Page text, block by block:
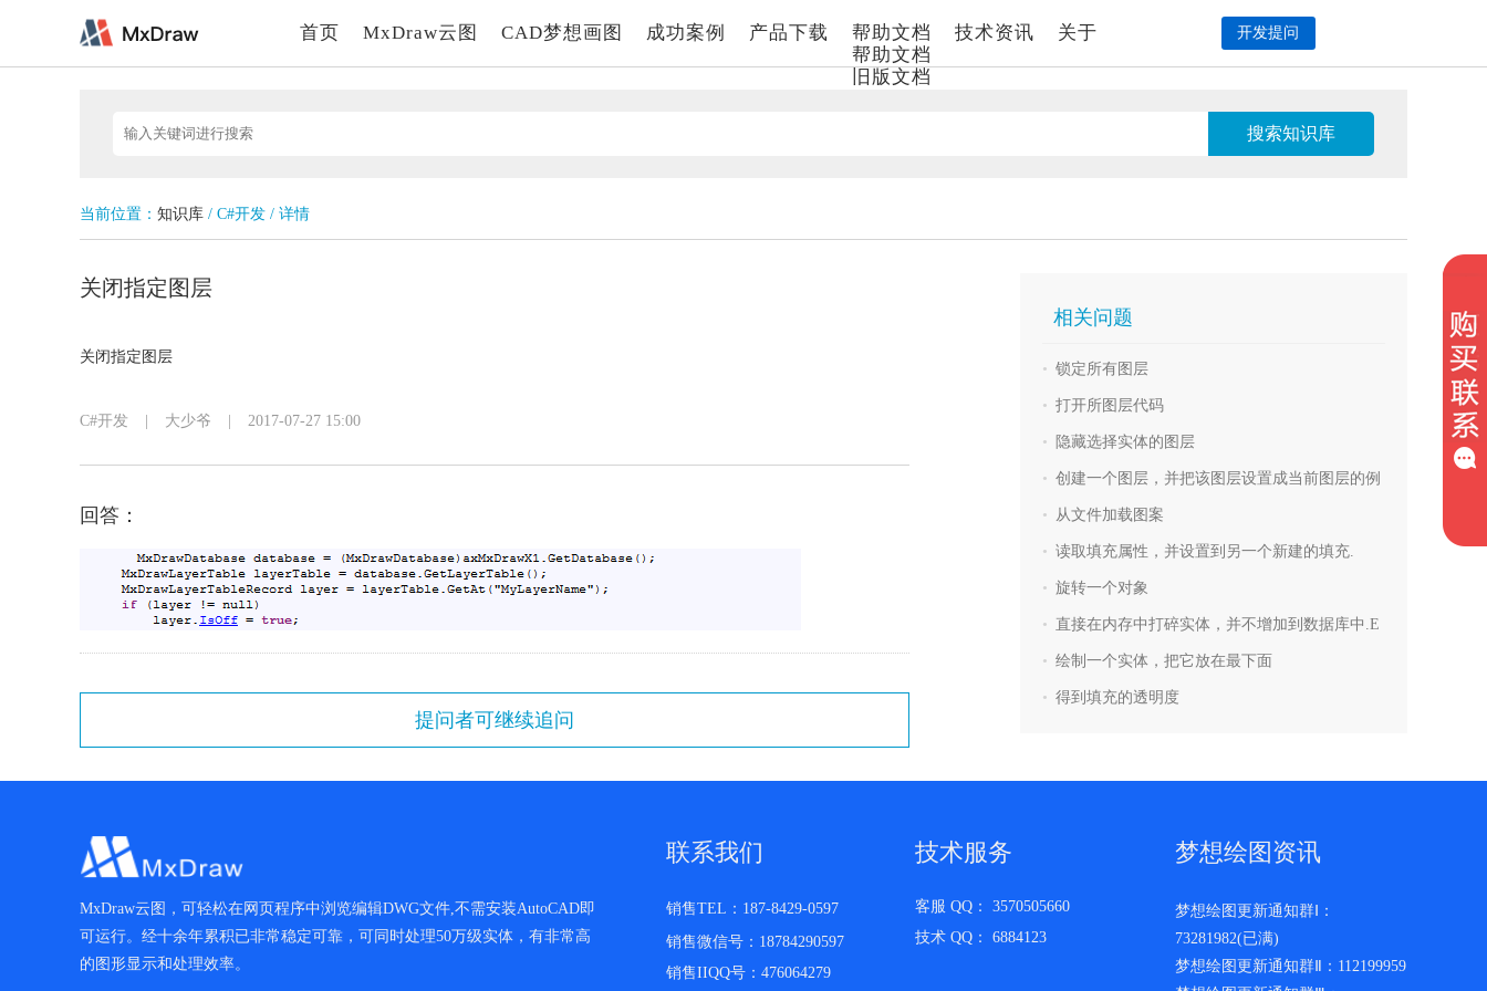
首页 MxDraw云图 CAD梦想画图 成功案例 产品下载 帮助文档 技术资讯 关于 开发提问
帮助文档
旧版文档
当前位置： 知识库 / C#开发 / 详情
关闭指定图层
关闭指定图层
C#开发 大少爷 2017-07-27 15:00
回答：
相关问题
• 锁定所有图层
• 打开所图层代码
• 隐藏选择实体的图层
• 创建一个图层，并把该图层设置成当前图层的例
• 从文件加载图案
• 读取填充属性，并设置到另一个新建的填充.
• 旋转一个对象
• 直接在内存中打碎实体，并不增加到数据库中.E
• 绘制一个实体，把它放在最下面
• 得到填充的透明度
MxDraw云图，可轻松在网页程序中浏览编辑DWG文件,不需安装AutoCAD即
可运行。经十余年累积已非常稳定可靠，可同时处理50万级实体，有非常高
的图形显示和处理效率。
联系我们
销售TEL：187-8429-0597
销售微信号：18784290597
销售IIQQ号：476064279
技术服务
客服 QQ： 3570505660
技术 QQ： 6884123
梦想绘图资讯
梦想绘图更新通知群Ⅰ：
73281982(已满)
梦想绘图更新通知群Ⅱ：112199959